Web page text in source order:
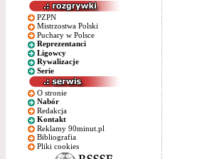
PZPN
Mistrzostwa Polski
Puchary w Polsce
Reprezentanci
Ligowcy
Rywalizacje
Serie
O stronie
Nabór
Redakcja
Kontakt
Reklamy 90minut.pl
Bibliografia
Pliki cookies